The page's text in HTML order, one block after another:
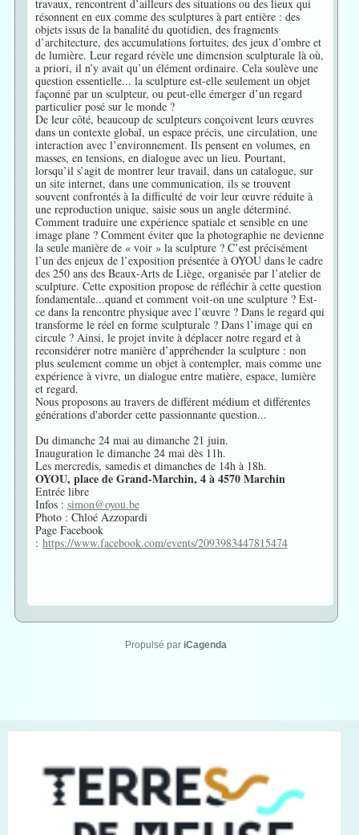
travaux, rencontrent d’ailleurs des situations ou des lieux qui
résonnent en eux comme des sculptures à part entière : des
objets issus de la banalité du quotidien, des fragments
d’architecture, des accumulations fortuites, des jeux d’ombre et
de lumière. Leur regard révèle une dimension sculpturale là où,
a priori, il n’y avait qu’un élément ordinaire. Cela soulève une
question essentielle... la sculpture est-elle seulement un objet
façonné par un sculpteur, ou peut-elle émerger d’un regard
particulier posé sur le monde ?
De leur côté, beaucoup de sculpteurs conçoivent leurs œuvres
dans un contexte global, un espace précis, une circulation, une
interaction avec l’environnement. Ils pensent en volumes, en
masses, en tensions, en dialogue avec un lieu. Pourtant,
lorsqu’il s’agit de montrer leur travail, dans un catalogue, sur
un site internet, dans une communication, ils se trouvent
souvent confrontés à la difficulté de voir leur œuvre réduite à
une reproduction unique, saisie sous un angle déterminé.
Comment traduire une expérience spatiale et sensible en une
image plane ? Comment éviter que la photographie ne devienne
la seule manière de « voir » la sculpture ? C’est précisément
l’un des enjeux de l’exposition présentée à OYOU dans le cadre
des 250 ans des Beaux-Arts de Liège, organisée par l’atelier de
sculpture. Cette exposition propose de réfléchir à cette question
fondamentale...quand et comment voit-on une sculpture ? Est-
ce dans la rencontre physique avec l’œuvre ? Dans le regard qui
transforme le réel en forme sculpturale ? Dans l’image qui en
circule ? Ainsi, le projet invite à déplacer notre regard et à
reconsidérer notre manière d’appréhender la sculpture : non
plus seulement comme un objet à contempler, mais comme une
expérience à vivre, un dialogue entre matière, espace, lumière
et regard.
Nous proposons au travers de différent médium et différentes
générations d'aborder cette passionnante question...
Du dimanche 24 mai au dimanche 21 juin.
Inauguration le dimanche 24 mai dès 11h.
Les mercredis, samedis et dimanches de 14h à 18h.
OYOU, place de Grand-Marchin, 4 à 4570 Marchin
Entrée libre
Infos : simon@oyou.be
Photo : Chloé Azzopardi
Page Facebook
: https://www.facebook.com/events/2093983447815474
Propulsé par iCagenda